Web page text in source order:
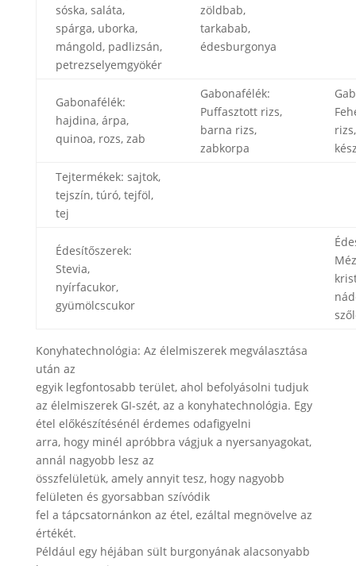
sóska, saláta,
spárga, uborka,
mángold, padlizsán,
petrezselyemgyökér
zöldbab,
tarkabab,
édesburgonya
Gabonafélék:
hajdina, árpa,
quinoa, rozs, zab
Gabonafélék:
Puffasztott rizs,
barna rizs,
zabkorpa
Tejtermékek: sajtok,
tejszín, túró, tejföl,
tej
Édesítőszerek:
Stevia,
nyírfacukor,
gyümölcscukor
Konyhatechnológia: Az élelmiszerek megválasztása
után az
egyik legfontosabb terület, ahol befolyásolni tudjuk
az élelmiszerek GI-szét, az a konyhatechnológia. Egy
étel előkészítésénél érdemes odafigyelni
arra, hogy minél apróbbra vágjuk a nyersanyagokat,
annál nagyobb lesz az
összfelületük, amely annyit tesz, hogy nagyobb
felületen és gyorsabban szívódik
fel a tápcsatornánkon az étel, ezáltal megnövelve az
értékét.
Például egy héjában sült burgonyának alacsonyabb